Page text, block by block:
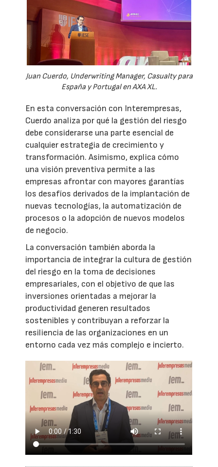
Juan Cuerdo, Underwriting Manager, Casualty para
España y Portugal en AXA XL.
En esta conversación con Interempresas,
Cuerdo analiza por qué la gestión del riesgo
debe considerarse una parte esencial de
cualquier estrategia de crecimiento y
transformación. Asimismo, explica cómo
una visión preventiva permite a las
empresas afrontar con mayores garantías
los desafíos derivados de la implantación de
nuevas tecnologías, la automatización de
procesos o la adopción de nuevos modelos
de negocio.
La conversación también aborda la
importancia de integrar la cultura de gestión
del riesgo en la toma de decisiones
empresariales, con el objetivo de que las
inversiones orientadas a mejorar la
productividad generen resultados
sostenibles y contribuyan a reforzar la
resiliencia de las organizaciones en un
entorno cada vez más complejo e incierto.